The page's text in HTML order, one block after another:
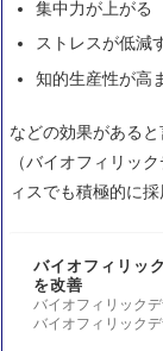
集中力が上がる
ストレスが低減
知的生産性が高
などの効果があると
（バイオフィリッ
ィスでも積極的に採
バイオフィリッ
を改善
バイオフィリック
バイオフィリック